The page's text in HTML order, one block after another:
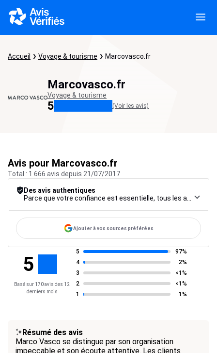
Accueil Voyage & tourisme Marcovasco.fr
Marcovasco.fr
Voyage & tourisme
5 (Voir les avis)
Avis pour Marcovasco.fr
Total : 1 666 avis depuis 21/07/2017
Des avis authentiques
Ajouter à vos sources préférées
5
Basé sur 170 avis des 12
derniers mois
5
97%
4
2%
3
<1%
2
<1%
1
1%
Résumé des avis
Marco Vasco se distingue par son organisation
impeccable et son écoute attentive. Les clients